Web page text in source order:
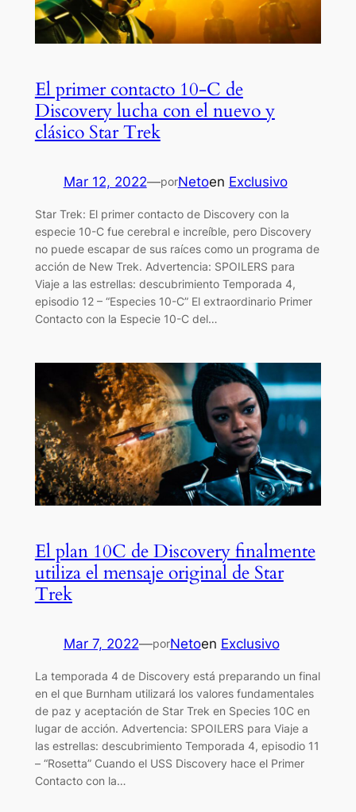
El primer contacto 10-C de
Discovery lucha con el nuevo y
clásico Star Trek
Mar 12, 2022—porNetoen Exclusivo
Star Trek: El primer contacto de Discovery con la
especie 10-C fue cerebral e increíble, pero Discovery
no puede escapar de sus raíces como un programa de
acción de New Trek. Advertencia: SPOILERS para
Viaje a las estrellas: descubrimiento Temporada 4,
episodio 12 – “Especies 10-C” El extraordinario Primer
Contacto con la Especie 10-C del…
El plan 10C de Discovery finalmente
utiliza el mensaje original de Star
Trek
Mar 7, 2022—porNetoen Exclusivo
La temporada 4 de Discovery está preparando un final
en el que Burnham utilizará los valores fundamentales
de paz y aceptación de Star Trek en Species 10C en
lugar de acción. Advertencia: SPOILERS para Viaje a
las estrellas: descubrimiento Temporada 4, episodio 11
– “Rosetta” Cuando el USS Discovery hace el Primer
Contacto con la…